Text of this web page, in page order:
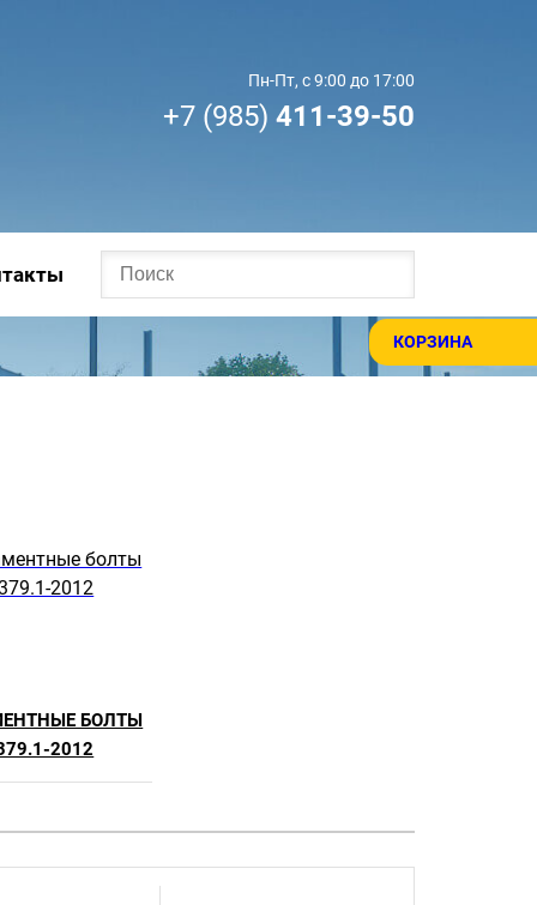
КОРЗИНА
Пн-Пт, с 9:00 до 17:00
+7 (985) 411-39-50
БОЛТЫ
2012